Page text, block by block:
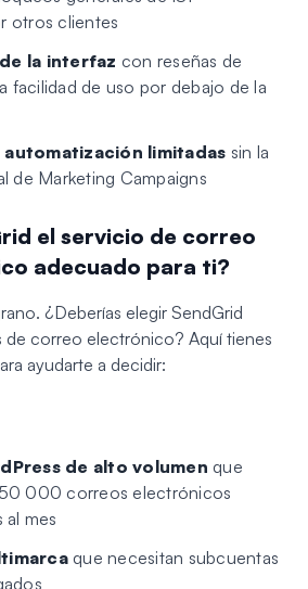
otros clientes
la interfaz con reseñas de
facilidad de uso por debajo de la
automatización limitadas sin la
de Marketing Campaigns
el servicio de correo
adecuado para ti?
¿Deberías elegir SendGrid
de correo electrónico? Aquí tienes
ayudarte a decidir:
de alto volumen que
000 correos electrónicos
al mes
que necesitan subcuentas